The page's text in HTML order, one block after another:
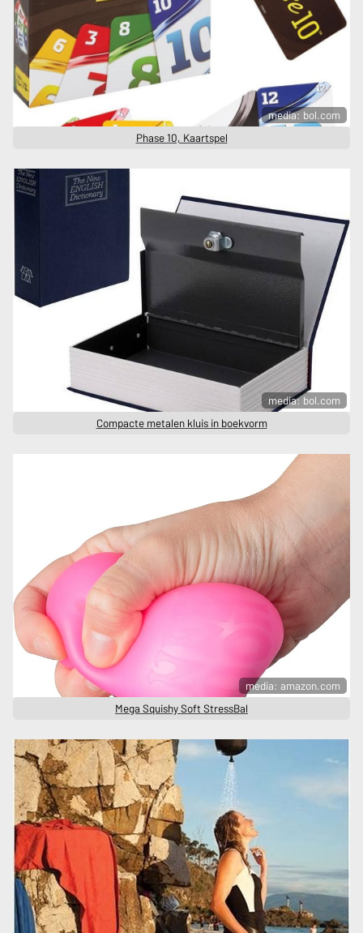
media: bol.com
Phase 10, Kaartspel
media: bol.com
Compacte metalen kluis in boekvorm
media: amazon.com
Mega Squishy Soft StressBal